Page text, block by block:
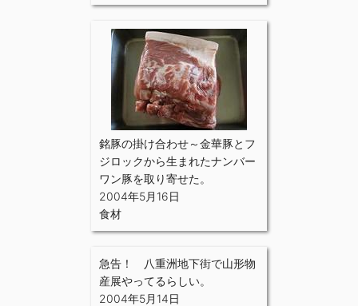
銘豚の掛け合わせ～金華豚とフ
ジロックから生まれたナンバー
ワン豚を取り寄せた。
2004年5月16日
食材
急告！ 八重洲地下街で山形物
産展やってるらしい。
2004年5月14日